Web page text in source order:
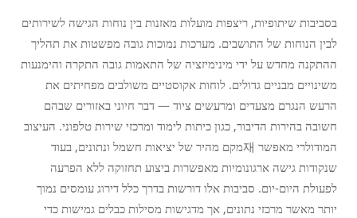
בסביבות שיתופיות, ריצפות מועלות מאזנות בין נוחות הגישה לשירותים
לבין הנוחות של התושבים. מערכות נמוכות גובה מפשטות את תהליך
ההתקנה מחדש על ידי מינימיזציה של התאמות גובה התקרה והימנעות
משינויים מבניים גדולים. לוחות אקוסטיים משולבים מפחיתים את
הרעש הנגרם מצעדים ומרעשים ציוד — דבר חיוני באזורים שבהם
חשובה בהירות הדיבור, כגון כיתות לימוד ומרכזי שירות טלפוני. העיצוב
המודולרי מאפשר 재מקם מהיר של יציאות חשמל ונתונים, בעוד
שנקודות גישה ארגונומיות מאפשרות ביצוע תחזוקה ללא הפרעה
לפעולת היום-יום. סביבות אלו דורשות בדרך כלל דירוג עומסים נמוך
יותר מאשר מרכזי נתונים, אך מדגישות מסילות כבלים גמישות כדי